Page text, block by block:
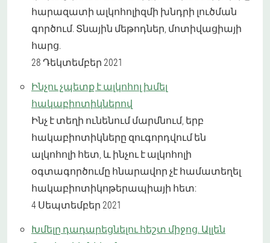
հարազատի ալկոհոլիզմի խնդրի լուծման
գործում. Տնային մեթոդներ, մոտիվացիայի
հարց.
28 Դեկտեմբեր 2021
Ինչու չպետք է ալկոհոլ խմել
հակաբիոտիկներով
Ինչ է տեղի ունենում մարմնում, երբ
հակաբիոտիկները զուգորդվում են
ալկոհոլի հետ, և ինչու է ալկոհոլի
օգտագործումը հնարավոր չէ համատեղել
հակաբիոտիկոթերապիայի հետ:
4 Սեպտեմբեր 2021
Խմելը դադարեցնելու հեշտ միջոց. Ալլեն